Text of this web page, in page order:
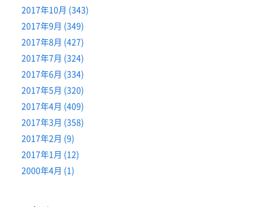
2017年10月 (343)
2017年9月 (349)
2017年8月 (427)
2017年7月 (324)
2017年6月 (334)
2017年5月 (320)
2017年4月 (409)
2017年3月 (358)
2017年2月 (9)
2017年1月 (12)
2000年4月 (1)